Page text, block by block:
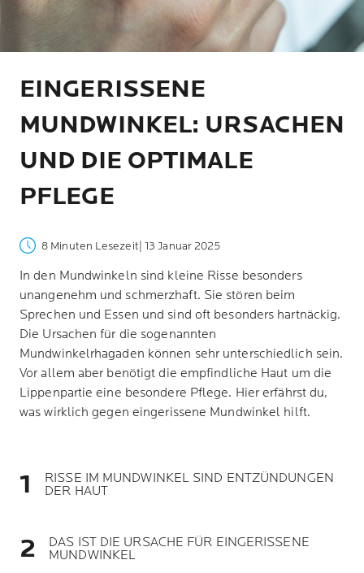
EINGERISSENE
MUNDWINKEL: URSACHEN
UND DIE OPTIMALE
PFLEGE
8 Minuten Lesezeit | 13 Januar 2025
In den Mundwinkeln sind kleine Risse besonders
unangenehm und schmerzhaft. Sie stören beim
Sprechen und Essen und sind oft besonders hartnäckig.
Die Ursachen für die sogenannten
Mundwinkelrhagaden können sehr unterschiedlich sein.
Vor allem aber benötigt die empfindliche Haut um die
Lippenpartie eine besondere Pflege. Hier erfährst du,
was wirklich gegen eingerissene Mundwinkel hilft.
RISSE IM MUNDWINKEL SIND ENTZÜNDUNGEN
DER HAUT
DAS IST DIE URSACHE FÜR EINGERISSENE
MUNDWINKEL